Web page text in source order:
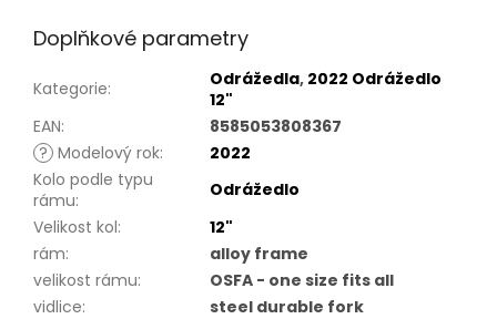
Doplňkové parametry
Kategorie: Odrážedla, 2022 Odrážedlo
12"
EAN:
8585053808367
? Modelový rok:
2022
Kolo podle typu
rámu:
Odrážedlo
Velikost kol:
12"
rám:
alloy frame
velikost rámu:
OSFA - one size fits all
vidlice:
steel durable fork